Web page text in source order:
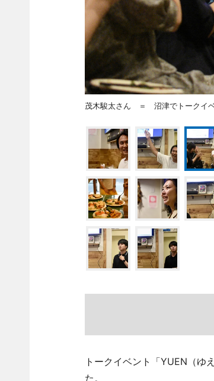
茂木駿太さん ＝ 沼津でトークイ
トークイベント「YUEN（ゆ
た。